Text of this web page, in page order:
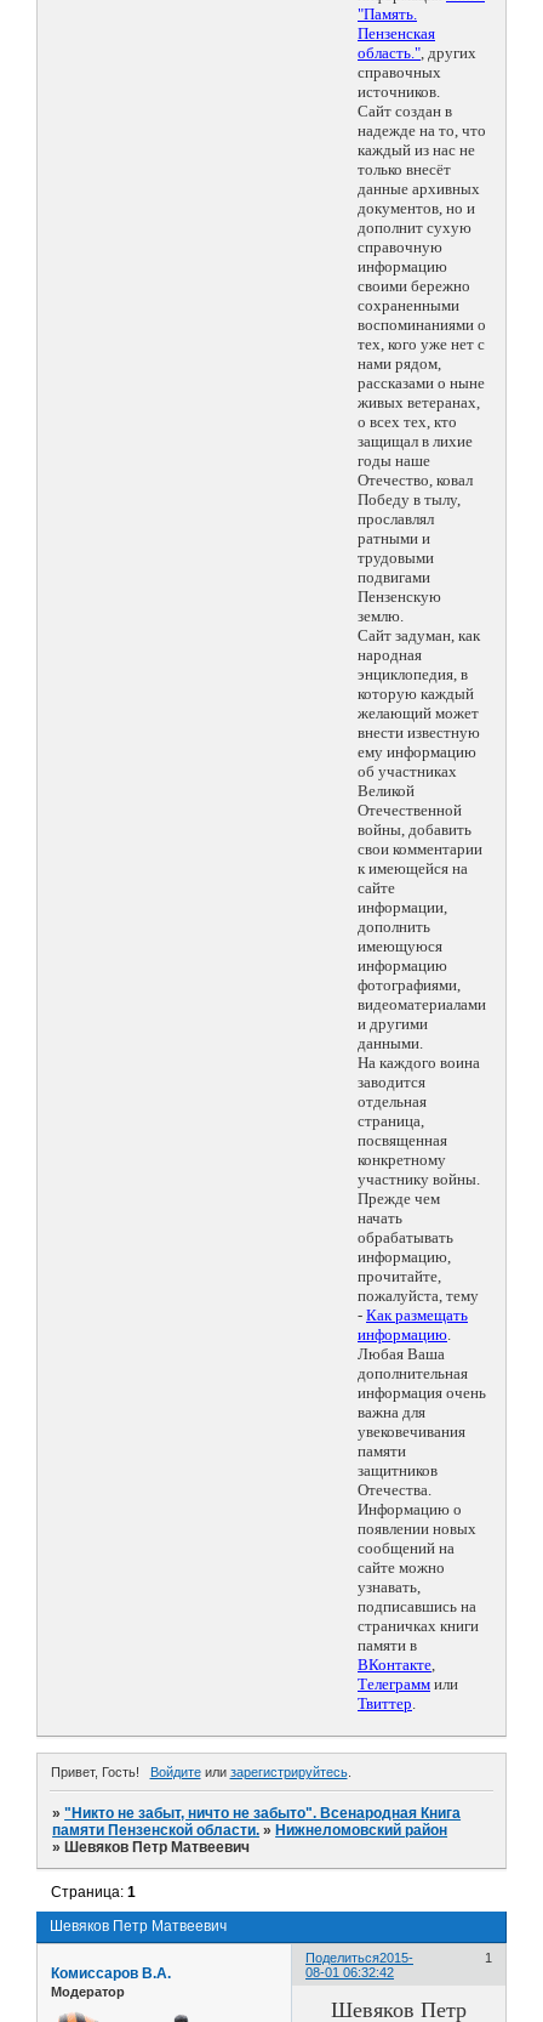
"Память.
Пензенская
область.", других
справочных
источников.
Сайт создан в
надежде на то, что
каждый из нас не
только внесёт
данные архивных
документов, но и
дополнит сухую
справочную
информацию
своими бережно
сохраненными
воспоминаниями о
тех, кого уже нет с
нами рядом,
рассказами о ныне
живых ветеранах,
о всех тех, кто
защищал в лихие
годы наше
Отечество, ковал
Победу в тылу,
прославлял
ратными и
трудовыми
подвигами
Пензенскую
землю.
Сайт задуман, как
народная
энциклопедия, в
которую каждый
желающий может
внести известную
ему информацию
об участниках
Великой
Отечественной
войны, добавить
свои комментарии
к имеющейся на
сайте
информации,
дополнить
имеющуюся
информацию
фотографиями,
видеоматериалами
и другими
данными.
На каждого воина
заводится
отдельная
страница,
посвященная
конкретному
участнику войны.
Прежде чем
начать
обрабатывать
информацию,
прочитайте,
пожалуйста, тему
- Как размещать
информацию.
Любая Ваша
дополнительная
информация очень
важна для
увековечивания
памяти
защитников
Отечества.
Информацию о
появлении новых
сообщений на
сайте можно
узнавать,
подписавшись на
страничках книги
памяти в
ВКонтакте,
Телеграмм или
Твиттер.
Привет, Гость! Войдитеили зарегистрируйтесь.
»"Никто не забыт, ничто не забыто". Всенародная Книга
памяти Пензенской области. » Нижнеломовский район
» Шевяков Петр Матвеевич
Шевяков Петр Матвеевич
Страница:1
Поделиться 1
2015-
08-01 06:32:42
Комиссаров В.А.
Модератор
Шевяков Петр